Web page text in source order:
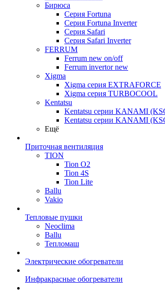
Бирюса
Серия Fortuna
Серия Fortuna Inverter
Серия Safari
Серия Safari Inverter
FERRUM
Ferrum new on/off
Ferrum invertor new
Xigma
Xigma серия EXTRAFORCE
Xigma серия TURBOCOOL
Kentatsu
Kentatsu серии KANAMI
Kentatsu серии KANAMI
Ещё
Приточная вентиляция
TION
Tion O2
Tion 4S
Tion Lite
Ballu
Vakio
Тепловые пушки
Neoclima
Ballu
Тепломаш
Электрические обогреватели
Инфракрасные обогреватели